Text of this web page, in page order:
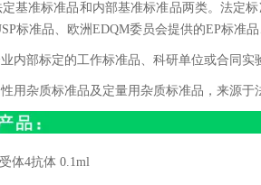
定基准标准品和内部基准标准品两类。法定
标准品、欧洲EDQM委员会提供的EP标准
业内部标定的工作标准品、科研单位或合同
性用杂质标准品及定量用杂质标准品，来源
体4抗体 0.1ml